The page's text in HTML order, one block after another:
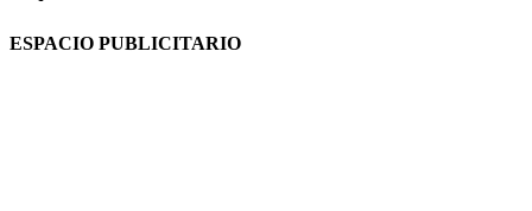
ESPACIO PUBLICITARIO